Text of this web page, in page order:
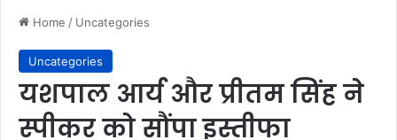
Home / Uncategories
Uncategories
यशपाल आर्य और प्रीतम सिंह ने
स्पीकर को सौंपा इस्तीफा